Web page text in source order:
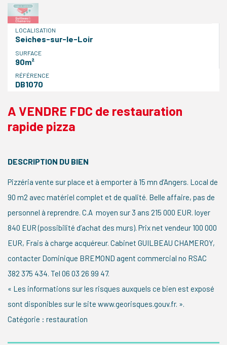
LOCALISATION
Seiches-sur-le-Loir
SURFACE
90m²
RÉFÉRENCE
DB1070
A VENDRE FDC de restauration
rapide pizza
DESCRIPTION DU BIEN
Pizzéria vente sur place et à emporter à 15 mn d’Angers. Local de
90 m2 avec matériel complet et de qualité. Belle affaire, pas de
personnel à reprendre. C.A moyen sur 3 ans 215 000 EUR. loyer
840 EUR (possibilité d’achat des murs). Prix net vendeur 100 000
EUR, Frais à charge acquéreur. Cabinet GUILBEAU CHAMEROY,
contacter Dominique BREMOND agent commercial no RSAC
382 375 434. Tel 06 03 26 99 47.
« Les informations sur les risques auxquels ce bien est exposé
sont disponibles sur le site www.georisques.gouv.fr. ».
Catégorie : restauration